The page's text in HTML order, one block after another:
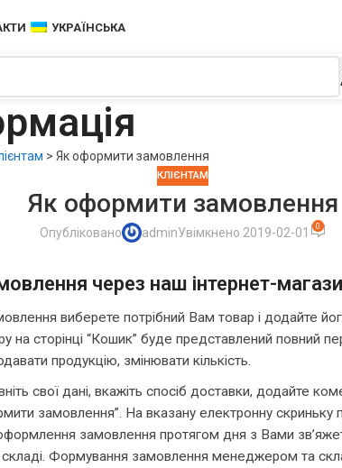
УКРАЇНСЬКА
> Як оформити замовлення
КЛІЄНТАМ
Як оформити замовлення
Опубліковано adminУвімкнено 2019-02-01 0
через наш інтернет-
виберете потрібний Вам товар і додайте
на сторінці “Кошик” буде представлений повний
продукцію, змінювати кількість.
свої дані, вкажіть спосіб доставки, додайте
замовлення”. На вказану електронну скриньку
замовлення протягом дня з Вами
складі. Формування замовлення менеджером та